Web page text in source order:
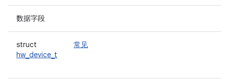
数据字段
struct
hw_device_t
常见